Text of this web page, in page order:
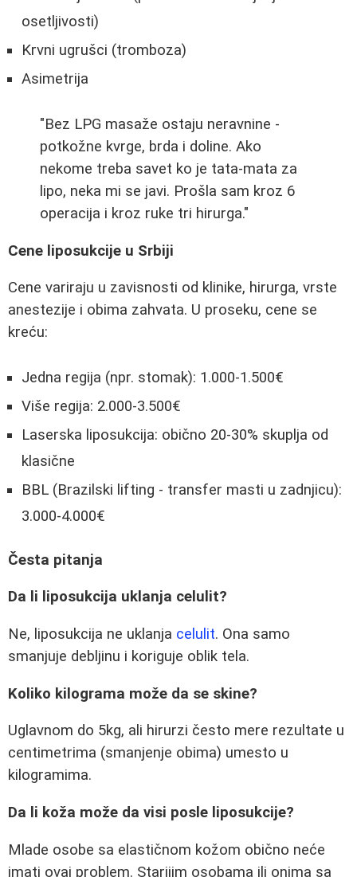
osetljivosti)
Krvni ugrušci (tromboza)
Asimetrija
"Bez LPG masaže ostaju neravnine -
potkožne kvrge, brda i doline. Ako
nekome treba savet ko je tata-mata za
lipo, neka mi se javi. Prošla sam kroz 6
operacija i kroz ruke tri hirurga."
Cene liposukcije u Srbiji
Cene variraju u zavisnosti od klinike, hirurga, vrste
anestezije i obima zahvata. U proseku, cene se
kreću:
Jedna regija (npr. stomak): 1.000-1.500€
Više regija: 2.000-3.500€
Laserska liposukcija: obično 20-30% skuplja od
klasične
BBL (Brazilski lifting - transfer masti u zadnjicu):
3.000-4.000€
Česta pitanja
Da li liposukcija uklanja celulit?
Ne, liposukcija ne uklanja celulit. Ona samo
smanjuje debljinu i koriguje oblik tela.
Koliko kilograma može da se skine?
Uglavnom do 5kg, ali hirurzi često mere rezultate u
centimetrima (smanjenje obima) umesto u
kilogramima.
Da li koža može da visi posle liposukcije?
Mlade osobe sa elastičnom kožom obično neće
imati ovaj problem. Starijim osobama ili onima sa